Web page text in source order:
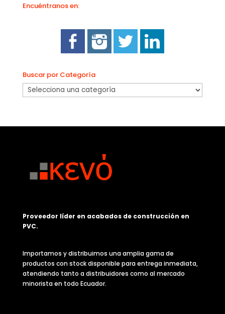
Encuéntranos en:
Buscar por Categoría
Proveedor líder en acabados de construcción en
PVC.
Importamos y distribuimos una amplia gama de
productos con stock disponible para entrega inmediata,
atendiendo tanto a distribuidores como al mercado
minorista en todo Ecuador.